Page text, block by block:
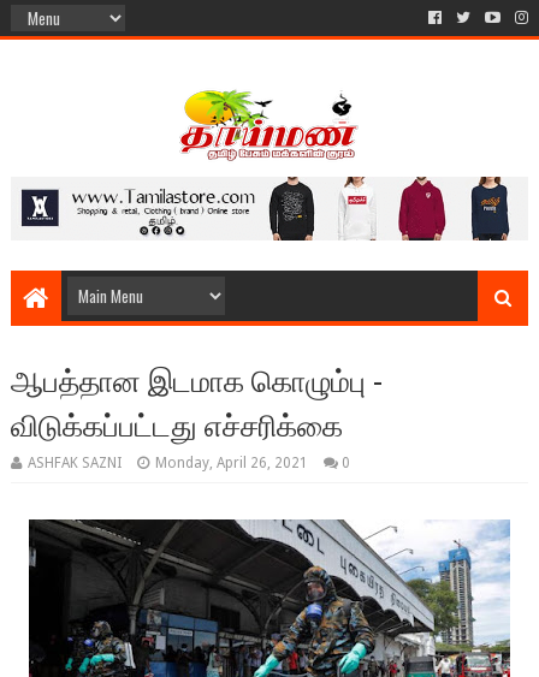
ஆபத்தான இடமாக கொழும்பு -
விடுக்கப்பட்டது எச்சரிக்கை
ASHFAK SAZNI Monday, April 26, 2021 0